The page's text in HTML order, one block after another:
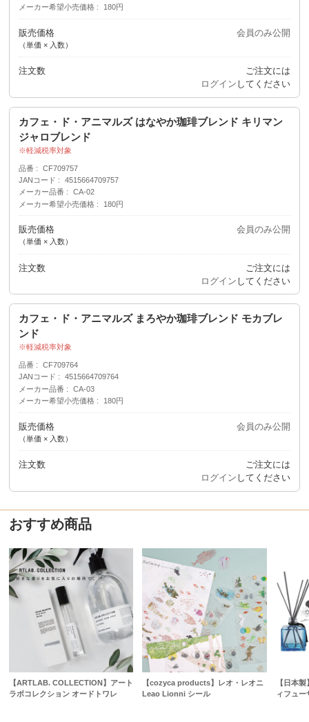
メーカー希望小売価格
180円
販売価格
（単価 × 入数）
会員のみ公開
注文数
ご注文には
ログイン してください
カフェ・ド・アニマルズ はなやか珈琲ブレンド キリマン
ジャロブレンド
軽減税率対象
品番
CF709757
JANコード
4515664709757
メーカー品番
CA-02
メーカー希望小売価格
180円
販売価格
（単価 × 入数）
会員のみ公開
注文数
ご注文には
ログイン してください
カフェ・ド・アニマルズ まろやか珈琲ブレンド モカブレ
ンド
軽減税率対象
品番
CF709764
JANコード
4515664709764
メーカー品番
CA-03
メーカー希望小売価格
180円
販売価格
（単価 × 入数）
会員のみ公開
注文数
ご注文には
ログイン してください
おすすめ商品
【ARTLAB. COLLECTION】アート
ラボコレクション オードトワレ
【cozyca products】レオ・レオニ
Leao Lionni シール
【日本
ィフュー